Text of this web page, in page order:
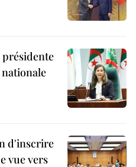
présidente
d'inscrire
vue vers